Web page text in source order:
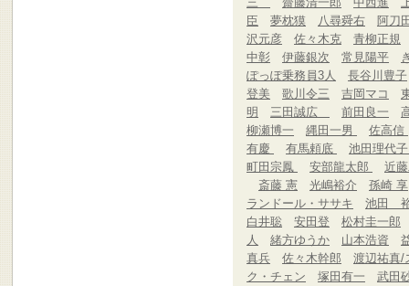
臣
夢枕獏 八尋舜右
阿刀
沢元彦
佐々木克
青柳正規
中彰
伊藤銀次 常見陽平
ぽっぽ乗務員3人
長谷川豊子
登美
歌川令三 吉岡マコ
明
三田誠広 前田良一
柳瀬博一
縄田一男
佐高信
有慶
有馬頼底
池田理代
町田宗鳳
安部龍太郎
近
斎藤 憲
光嶋裕介
孫崎 享
ランドール・ササキ
池田
白井聡
安田登
松村圭一郎
人
緒方ゆうか 山本浩資
真兵
佐々木幹郎
渡辺祐真/
ク・チェン
塚田有一
武田